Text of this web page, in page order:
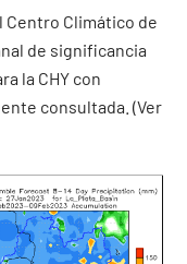
Climático de
de significancia
la CHY con
consultada. (Ver